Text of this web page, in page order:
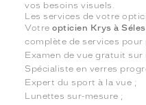
vos besoins visuels.
Les services de votre
Votreopticien Krys à
complète de services pour
Examen de vue gratuit sur
Spécialiste en verres
Expert du sport à la vue ;
Lunettes sur-mesure ;